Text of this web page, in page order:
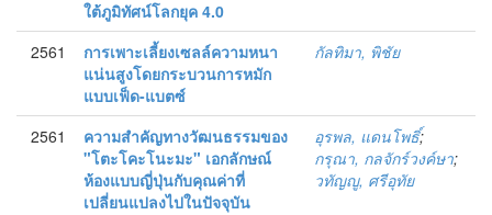
ใต้ภูมิทัศน์โลกยุค 4.0
2561
การเพาะเลี้ยงเซลล์ความหนา
แน่นสูงโดยกระบวนการหมัก
แบบเฟ็ด-แบตซ์
กัลทิมา, พิชัย
2561
ความสำคัญทางวัฒนธรรมของ
"โตะโคะโนะมะ" เอกลักษณ์
ห้องแบบญี่ปุ่นกับคุณค่าที่
เปลี่ยนแปลงไปในปัจจุบัน
อุรพล, แดนโพธิ์;
กรุณา, กลจักร์วงค์ษา;
วทัญญู, ศรีอุทัย